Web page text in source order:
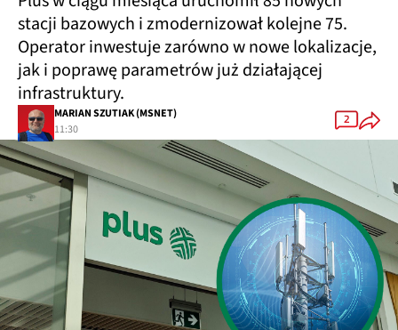
stacji bazowych i zmodernizował kolejne 75.
Operator inwestuje zarówno w nowe lokalizacje,
jak i poprawę parametrów już działającej
infrastruktury.
MARIAN SZUTIAK (MSNET)
11:30
2